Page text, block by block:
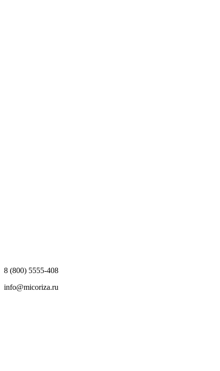
8 (800) 5555-408
info@micoriza.ru